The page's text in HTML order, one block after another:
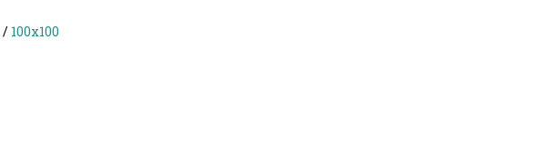
/ 100x100